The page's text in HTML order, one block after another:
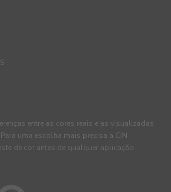
entre as cores reais e as visualizadas
uma escolha mais precisa a CIN
de cor antes de qualquer aplicação.